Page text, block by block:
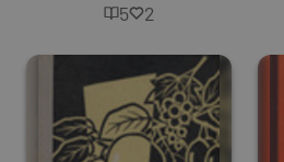
5 2